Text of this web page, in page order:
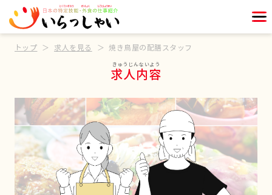
トップ 求人を見る 焼き鳥屋の配膳スタッフ
求人内容